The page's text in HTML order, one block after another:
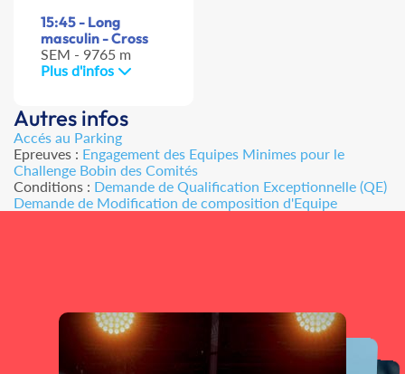
15:45 - Long
masculin - Cross
SEM - 9765 m
Plus d'infos
Autres infos
Accés au Parking
Epreuves : Engagement des Equipes Minimes pour le
Challenge Bobin des Comités
Conditions : Demande de Qualification Exceptionnelle (QE)
Demande de Modification de composition d'Equipe